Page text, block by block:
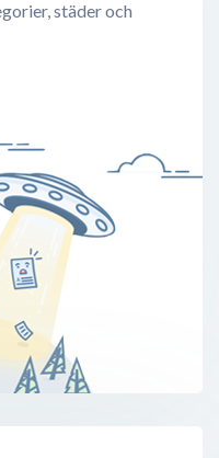
städer och